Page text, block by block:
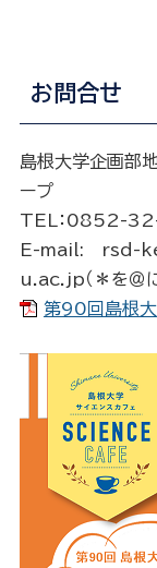
お問合せ
島根大学企画部
ープ
TEL：0852-
E-mail: rsd-
u.ac.jp（＊を＠
第90回島根大